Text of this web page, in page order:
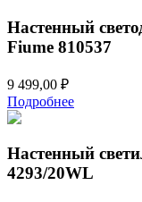
Настенный
Fiume 810537
9 499,00 ₽
Подробнее
Настенный
4293/20WL